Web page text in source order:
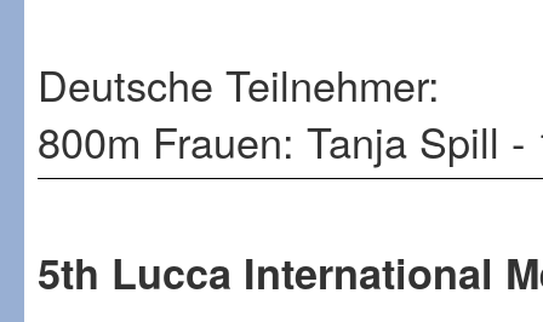
Deutsche Teilnehmer:
800m Frauen: Tanja Spill
5th Lucca International